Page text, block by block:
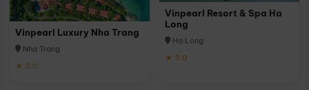
Vinpearl Luxury Nha Trang
Nha Trang
★ 5.0
Vinpearl Resort & Spa Ha
Long
Hạ Long
★ 5.0